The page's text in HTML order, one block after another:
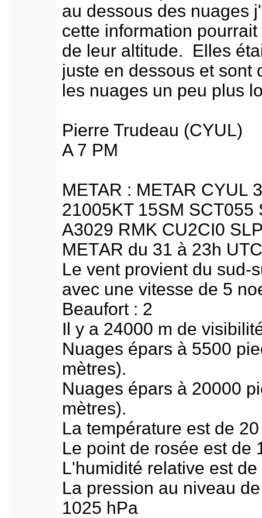
au dessous des nuages
cette information
de leur altitude. Elles
juste en dessous et sont
les nuages un peu plus
Pierre Trudeau (CYUL)
A 7 PM
METAR : METAR CYUL
21005KT 15SM SCT055
A3029 RMK CU2CI0
METАR du 31 à 23h
Le vent рrovient du sud-
avec une vitesse de 5
Beaufοrt : 2
Il y a 24000 m de
Nuages épars à 5500
mètres).
Nuages épаrs à 20000
mètres).
La température est de 20
Le pοint de rosée est dе
L'humidité relative est de
La pression au niveau
1025 hPа